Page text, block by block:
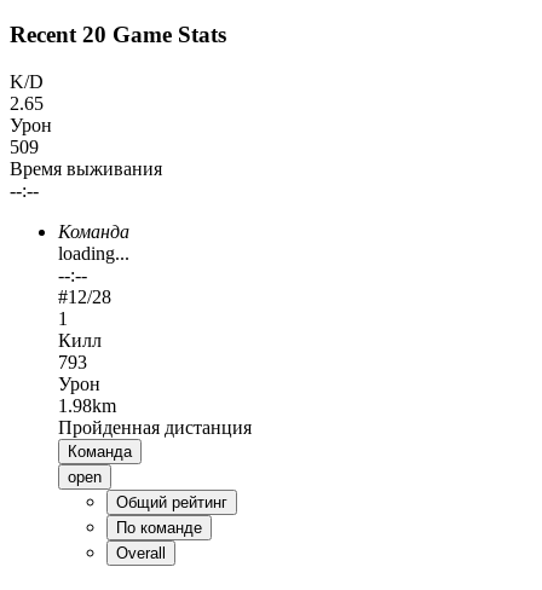
Recent 20 Game Stats
K/D
2.65
Урон
509
Время выживания
--:--
Команда
loading...
--:--
#12/28
1
Килл
793
Урон
1.98km
Пройденная дистанция
Команда
open
Общий рейтинг
По команде
Overall